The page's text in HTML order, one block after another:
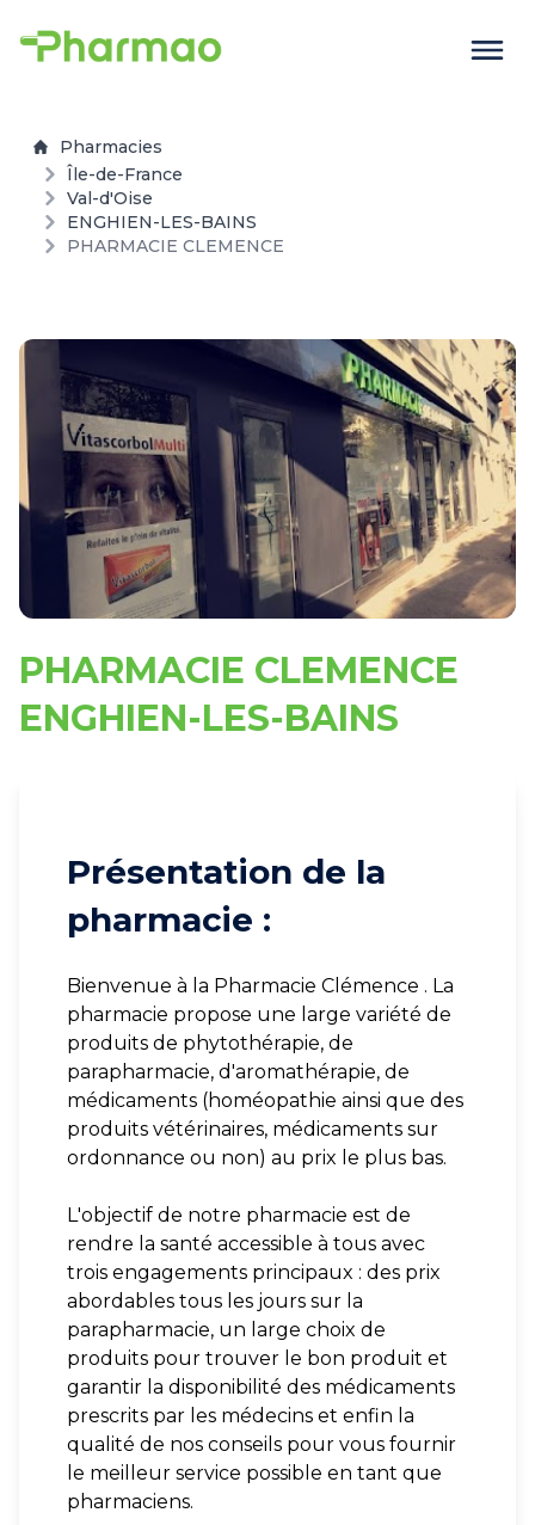
Pharmacies
Île-de-France
Val-d'Oise
ENGHIEN-LES-BAINS
PHARMACIE CLEMENCE
PHARMACIE CLEMENCE
ENGHIEN-LES-BAINS
Présentation de la
pharmacie :
Bienvenue à la Pharmacie Clémence . La
pharmacie propose une large variété de
produits de phytothérapie, de
parapharmacie, d'aromathérapie, de
médicaments (homéopathie ainsi que des
produits vétérinaires, médicaments sur
ordonnance ou non) au prix le plus bas.
L'objectif de notre pharmacie est de
rendre la santé accessible à tous avec
trois engagements principaux : des prix
abordables tous les jours sur la
parapharmacie, un large choix de
produits pour trouver le bon produit et
garantir la disponibilité des médicaments
prescrits par les médecins et enfin la
qualité de nos conseils pour vous fournir
le meilleur service possible en tant que
pharmaciens.